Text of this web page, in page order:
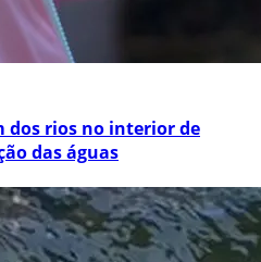
dos rios no interior de
das águas